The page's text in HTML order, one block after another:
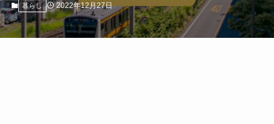
暮らし 2022年12月27日